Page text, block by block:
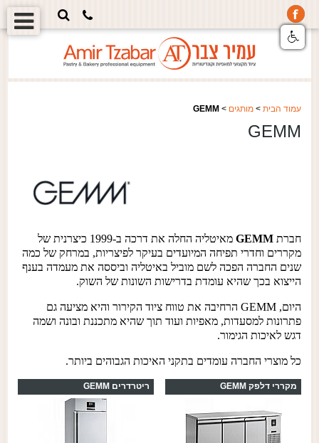
עמוד הבית> מותגים >
GEMM
GEMM
חברת GEMM
מאיטליה החלה את דרכה ב-1999 כיצרנית של
מקררים וחדרי תפיחה המיועדים בעיקר לפיצריות, במרחק של כמה
שנים החברה הפכה לשם מוביל באיטליה וביססה את מעמדה בענף
הייצוא בכך שהיא עומדת בדרישות השונות של השוק.
היום, GEMM הרחיבה את טווח ציוד הקירור והיא מציעה גם
פתרונות למסעדות, מאפיות ועוד תוך שהיא מתכננת ובונה ושמה
דגש לאיכות הגימור.
כל מוצרי החברה עומדים בתקני האיכות הגבוהים ביותר.
מקררי דלפק GEMM ריטרדרים GEMM